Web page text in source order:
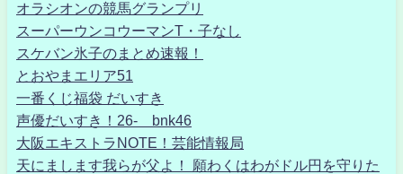
オラシオンの競馬グランプリ
スーパーウンコウーマンT・子なし
スケバン氷子のまとめ速報！
とおやまエリア51
一番くじ福袋 だいすき
声優だいすき！26- bnk46
大阪エキストラNOTE！芸能情報局
天にまします我らが父よ！ 願わくはわがドル円を守りた